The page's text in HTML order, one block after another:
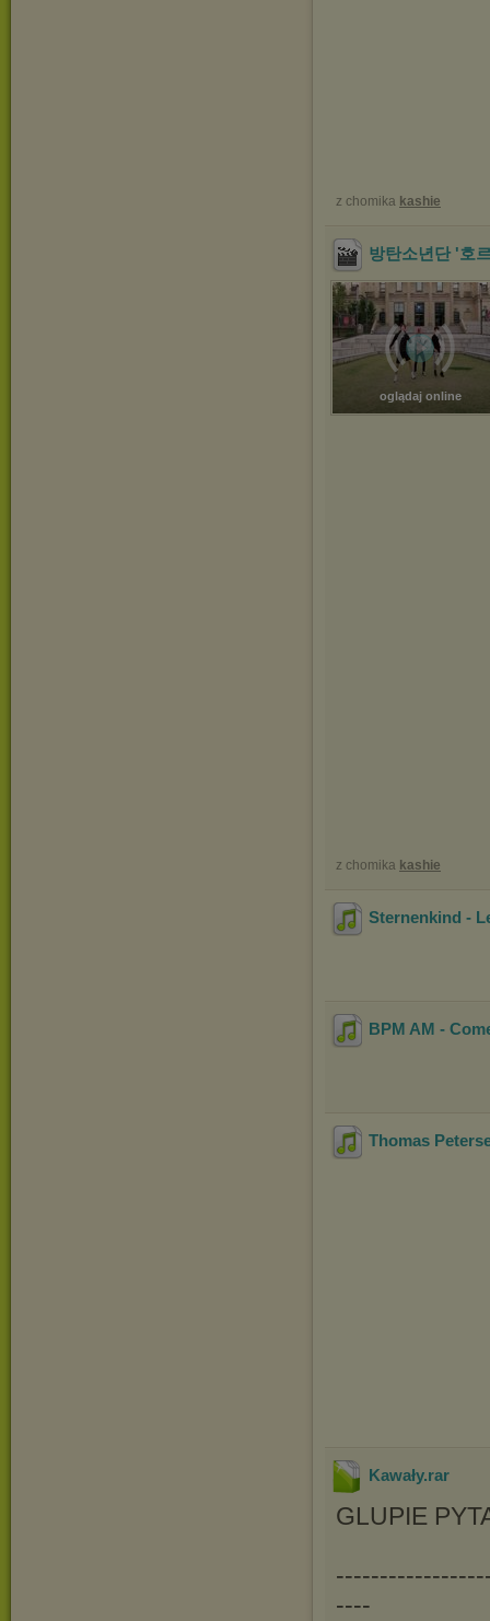
z chomika kashie
방탄소년단 '호
oglądaj online
z chomika kashie
Sternenkind -
BPM AM -
Thomas
Kawały.rar
GLUPIE
----